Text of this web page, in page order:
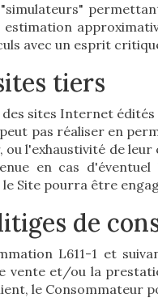
avec un esprit
tiers
sites Internet
pas réaliser en
l'exhaustivité de
en cas
Site pourra être
de
L611-1 et
et/ou la
le Consommateur